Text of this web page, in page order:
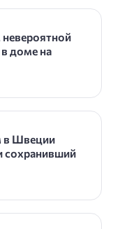
доме на
в Швеции
сохранивший